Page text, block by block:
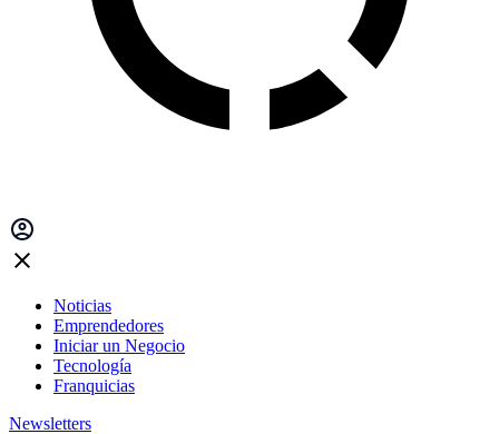
Noticias
Emprendedores
Iniciar un Negocio
Tecnología
Franquicias
Newsletters